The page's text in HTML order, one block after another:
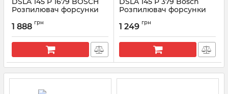
Розпилювач форсунки
Артикул:
1 888 грн
Розпилювач форсунки
Magnum 12.0
Артикул: 0 433 175 062
1 249 грн